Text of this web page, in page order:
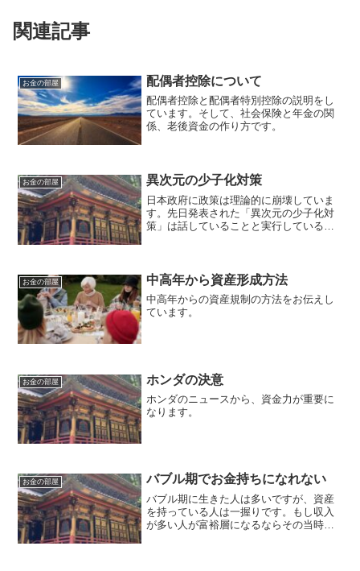
関連記事
お金の部屋 配偶者控除について
配偶者控除と配偶者特別控除の説明をし
ています。そして、社会保険と年金の関
係、老後資金の作り方です。
お金の部屋 異次元の少子化対策
日本政府に政策は理論的に崩壊していま
す。先日発表された「異次元の少子化対
策」は話していることと実行しているこ
お金の部屋 中高年から資産形成方法
中高年からの資産規制の方法をお伝えし
ています。
お金の部屋 ホンダの決意
ホンダのニュースから、資金力が重要に
なります。
お金の部屋 バブル期でお金持ちになれない
バブル期に生きた人は多いですが、資産
を持っている人は一握りです。もし収入
が多い人が富裕層になるならその当時に